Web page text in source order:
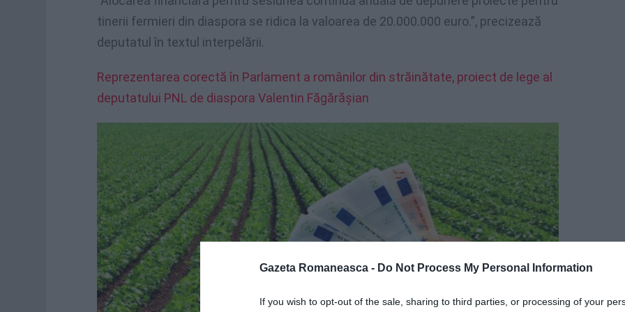
Gazeta Romaneasca - Do Not Process My Personal Information
If you wish to opt-out of the sale, sharing to third parties, or processing of your
tinerii fermieri din diaspora se ridica la valoarea de 20.000.000 euro.”, precizează
deputatul în textul interpelării.
Reprezentarea corectă în Parlament a românilor din străinătate, proiect de lege al
deputatului PNL de diaspora Valentin Făgărășian